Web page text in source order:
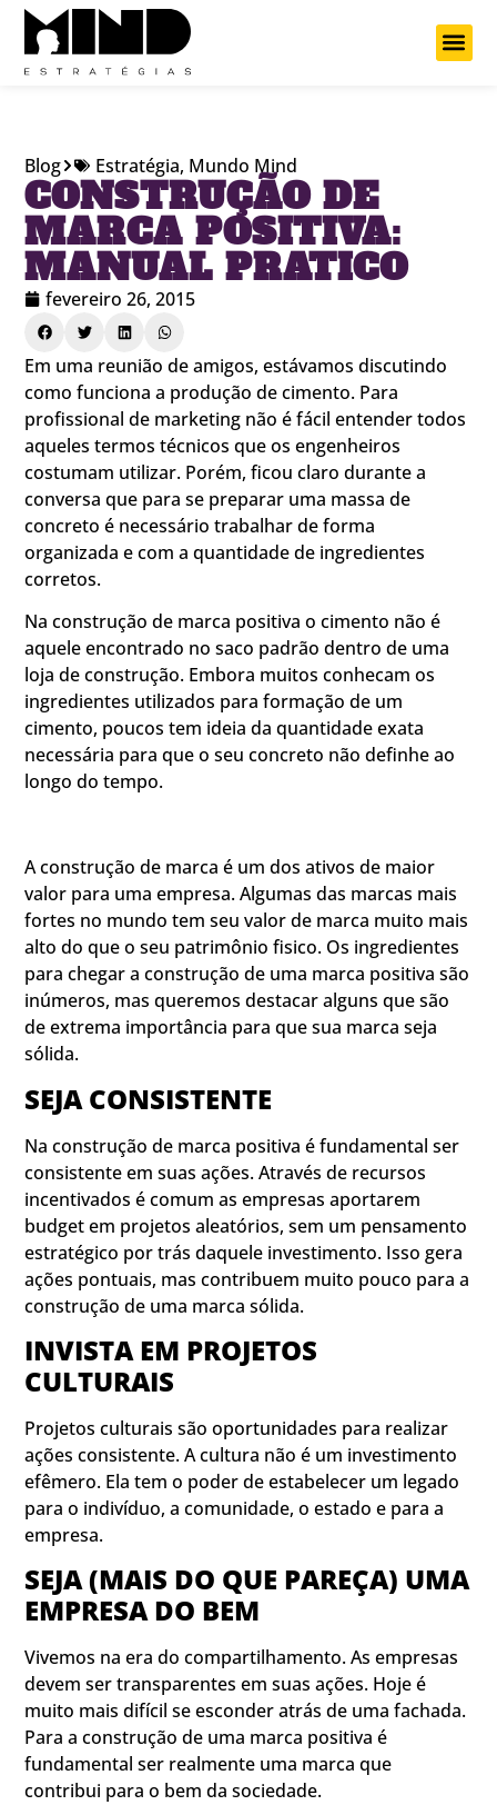
Blog Estratégia, Mundo Mind
CONSTRUÇÃO DE
MARCA POSITIVA:
MANUAL PRATICO
fevereiro 26, 2015
Em uma reunião de amigos, estávamos discutindo
como funciona a produção de cimento. Para
profissional de marketing não é fácil entender todos
aqueles termos técnicos que os engenheiros
costumam utilizar. Porém, ficou claro durante a
conversa que para se preparar uma massa de
concreto é necessário trabalhar de forma
organizada e com a quantidade de ingredientes
corretos.
Na construção de marca positiva o cimento não é
aquele encontrado no saco padrão dentro de uma
loja de construção. Embora muitos conhecam os
ingredientes utilizados para formação de um
cimento, poucos tem ideia da quantidade exata
necessária para que o seu concreto não definhe ao
longo do tempo.
A construção de marca é um dos ativos de maior
valor para uma empresa. Algumas das marcas mais
fortes no mundo tem seu valor de marca muito mais
alto do que o seu patrimônio fisico. Os ingredientes
para chegar a construção de uma marca positiva são
inúmeros, mas queremos destacar alguns que são
de extrema importância para que sua marca seja
sólida.
SEJA CONSISTENTE
Na construção de marca positiva é fundamental ser
consistente em suas ações. Através de recursos
incentivados é comum as empresas aportarem
budget em projetos aleatórios, sem um pensamento
estratégico por trás daquele investimento. Isso gera
ações pontuais, mas contribuem muito pouco para a
construção de uma marca sólida.
INVISTA EM PROJETOS
CULTURAIS
Projetos culturais são oportunidades para realizar
ações consistente. A cultura não é um investimento
efêmero. Ela tem o poder de estabelecer um legado
para o indivíduo, a comunidade, o estado e para a
empresa.
SEJA (MAIS DO QUE PAREÇA) UMA
EMPRESA DO BEM
Vivemos na era do compartilhamento. As empresas
devem ser transparentes em suas ações. Hoje é
muito mais difícil se esconder atrás de uma fachada.
Para a construção de uma marca positiva é
fundamental ser realmente uma marca que
contribui para o bem da sociedade.